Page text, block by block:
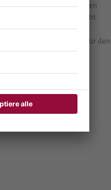
Prototypen oder führen
dass diese Projekte nicht
in die Organisation
systematisch – nicht für den
einsetzbar wird.